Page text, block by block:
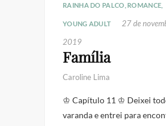
RAINHA DO PALCO ROMANCE
YOUNG ADULT
27 de
2019
Família
Caroline Lima
♔ Capítulo 11 ♔ Deixei
varanda e entrei para